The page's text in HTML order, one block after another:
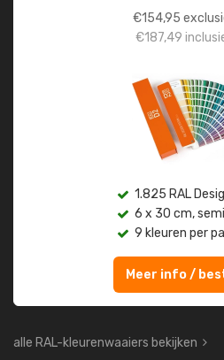
€154,95
€187,49
1.825 RAL
6 x 30 cm,
9 kleuren per
Meer info /
alle RAL-kleurenwaaiers bekijken